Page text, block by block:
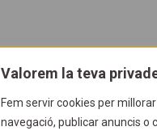
Valorem la teva
Fem servir cookies per
navegació, publicar anuncis o